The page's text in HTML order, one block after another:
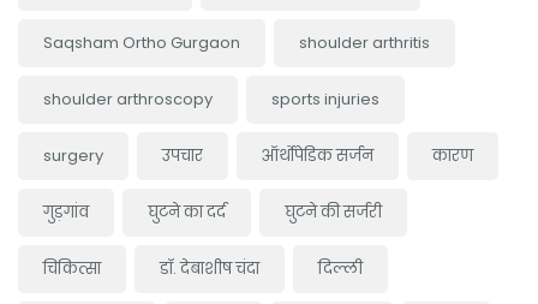
Saqsham Ortho Gurgaon shoulder arthritis
shoulder arthroscopy sports injuries
surgery उपचार ऑर्थोपेडिक सर्जन कारण
गुड़गांव घुटने का दर्द घुटने की सर्जरी
चिकित्सा डॉ. देबाशीष चंदा दिल्ली